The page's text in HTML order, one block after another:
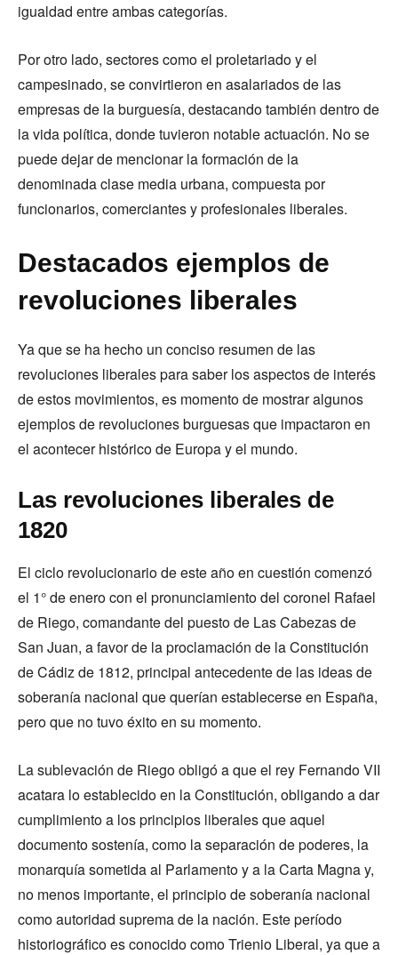
igualdad entre ambas categorías.
Por otro lado, sectores como el proletariado y el
campesinado, se convirtieron en asalariados de las
empresas de la burguesía, destacando también dentro de
la vida política, donde tuvieron notable actuación. No se
puede dejar de mencionar la formación de la
denominada clase media urbana, compuesta por
funcionarios, comerciantes y profesionales liberales.
Destacados ejemplos de
revoluciones liberales
Ya que se ha hecho un conciso resumen de las
revoluciones liberales para saber los aspectos de interés
de estos movimientos, es momento de mostrar algunos
ejemplos de revoluciones burguesas que impactaron en
el acontecer histórico de Europa y el mundo.
Las revoluciones liberales de
1820
El ciclo revolucionario de este año en cuestión comenzó
el 1° de enero con el pronunciamiento del coronel Rafael
de Riego, comandante del puesto de Las Cabezas de
San Juan, a favor de la proclamación de la Constitución
de Cádiz de 1812, principal antecedente de las ideas de
soberanía nacional que querían establecerse en España,
pero que no tuvo éxito en su momento.
La sublevación de Riego obligó a que el rey Fernando VII
acatara lo establecido en la Constitución, obligando a dar
cumplimiento a los principios liberales que aquel
documento sostenía, como la separación de poderes, la
monarquía sometida al Parlamento y a la Carta Magna y,
no menos importante, el principio de soberanía nacional
como autoridad suprema de la nación. Este período
historiográfico es conocido como Trienio Liberal, ya que a